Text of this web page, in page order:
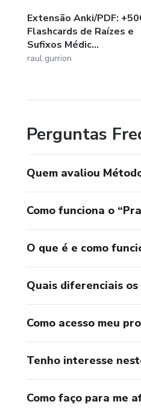
Extensão Anki/PDF:
Flashcards de Raízes e
Sufixos Médic...
raul gurrion
Perguntas
Quem avaliou
Como funciona o
O que é e como
Quais diferenciais
Como acesso meu
Tenho interesse
Como faço para me